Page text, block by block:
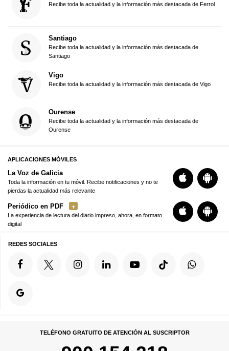
Recibe toda la actualidad y la información más destacada de Ferrol
Santiago
Recibe toda la actualidad y la información más destacada de
Santiago
Vigo
Recibe toda la actualidad y la información más destacada de Vigo
Ourense
Recibe toda la actualidad y la información más destacada de
Ourense
APLICACIONES MÓVILES
La Voz de Galicia
Toda la información en tu móvil. Recibe notificaciones y no te
pierdas la actualidad más relevante
Periódico en PDF
La experiencia de lectura del diario impreso, ahora, en formato
digital
REDES SOCIALES
TELÉFONO GRATUITO DE ATENCIÓN AL SUSCRIPTOR